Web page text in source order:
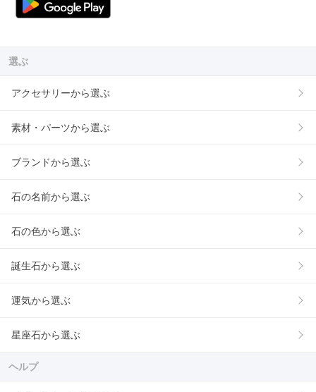
選ぶ
アクセサリーから選ぶ
素材・パーツから選ぶ
ブランドから選ぶ
石の名前から選ぶ
石の色から選ぶ
誕生石から選ぶ
運気から選ぶ
星座石から選ぶ
ヘルプ